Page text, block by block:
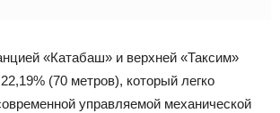
«Катабаш» и верхней «Таксим»
(70 метров), который легко
управляемой механической